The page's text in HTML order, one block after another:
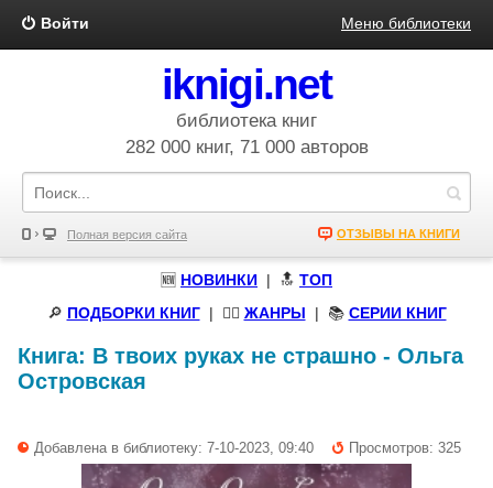
Войти Меню библиотеки
iknigi.net
библиотека книг
282 000 книг, 71 000 авторов
Полная версия сайта ОТЗЫВЫ НА КНИГИ
🆕 НОВИНКИ | 🔝 ТОП
🔎 ПОДБОРКИ КНИГ| 🧝‍♀️ ЖАНРЫ | 📚 СЕРИИ КНИГ
Книга: В твоих руках не страшно - Ольга
Островская
Добавлена в библиотеку: 7-10-2023, 09:40 Просмотров: 325